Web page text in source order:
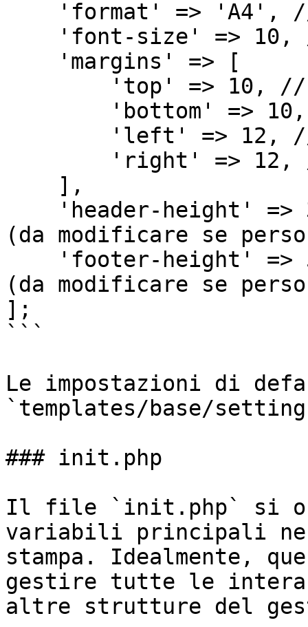
(da modificare se
(da modificare se
];
```
Le impostazioni di
`templates/base/
### init.php
Il file `init.php` si
variabili principali
stampa. Idealmente,
gestire tutte le
altre strutture del